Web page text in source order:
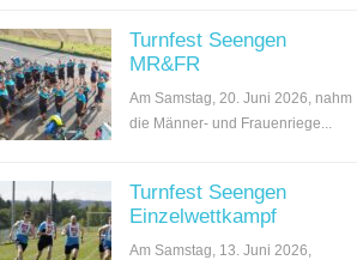
Turnfest Seengen
MR&FR
Am Samstag, 20. Juni 2026, nahm
die Männer- und Frauenriege...
Turnfest Seengen
Einzelwettkampf
Am Samstag, 13. Juni 2026,